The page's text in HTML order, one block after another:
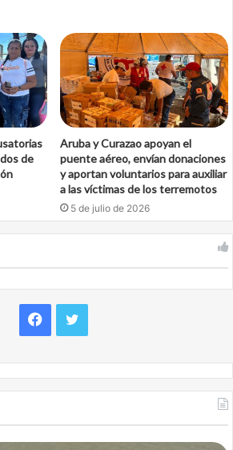
de
Aruba y Curazao apoyan el
puente aéreo, envían donaciones
y aportan voluntarios para auxiliar
a las víctimas de los terremotos
5 de julio de 2026
Facebook
Twitter